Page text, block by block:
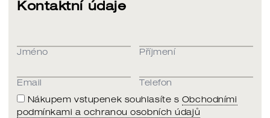
Kontaktní údaje
Jméno Příjmení
Email
Telefon
Nákupem vstupenek souhlasíte s Obchodními
podmínkami a ochranou osobních údajů